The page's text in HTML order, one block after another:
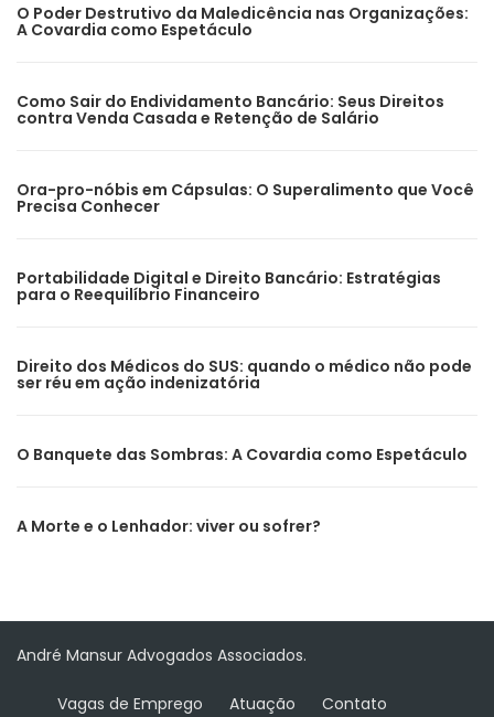
O Poder Destrutivo da Maledicência nas Organizações:
A Covardia como Espetáculo
Como Sair do Endividamento Bancário: Seus Direitos
contra Venda Casada e Retenção de Salário
Ora-pro-nóbis em Cápsulas: O Superalimento que Você
Precisa Conhecer
Portabilidade Digital e Direito Bancário: Estratégias
para o Reequilíbrio Financeiro
Direito dos Médicos do SUS: quando o médico não pode
ser réu em ação indenizatória
O Banquete das Sombras: A Covardia como Espetáculo
A Morte e o Lenhador: viver ou sofrer?
André Mansur Advogados Associados.
Vagas de Emprego Atuação Contato